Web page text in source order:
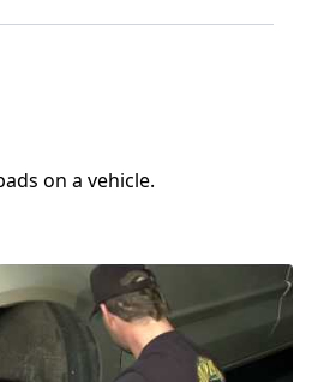
on a vehicle.